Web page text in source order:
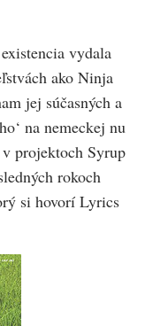
vydala
ako Ninja
jej súčasných a
na nemeckej nu
projektoch Syrup
rokoch
si hovorí Lyrics